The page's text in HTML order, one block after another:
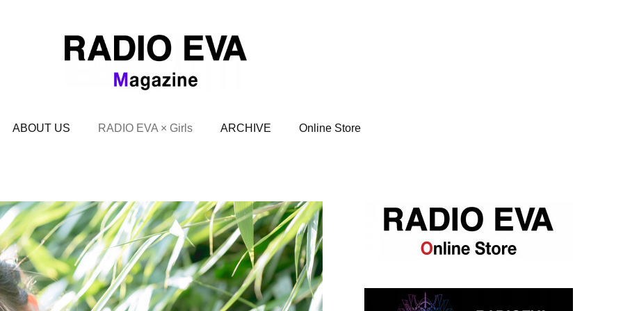
ABOUT US RADIO EVA × Girls ARCHIVE Online Store